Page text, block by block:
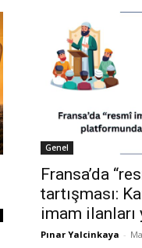
Genel
Fransa’da
tartışması:
imam ilanları
Pınar Yalcinkaya -